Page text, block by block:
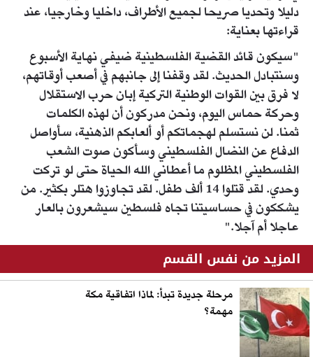
دليلا وتحديا صريحا لجميع الأطراف، داخليا وخارجيا، عند
قراءتها بعناية:
"سيكون قائد القضية الفلسطينية ضيفي نهاية الأسبوع
وسنتبادل الحديث. ​​​​​​​لقد وقفنا إلى جانبهم في أصعب أوقاتهم،
لا فرق بين القوات الوطنية التركية إبان حرب الاستقلال
وحركة حماس اليوم، ونحن مدركون أن لهذه الكلمات
ثمنا. لن نستسلم لهجماتكم أو ألعابكم الذهنية، سأواصل
الدفاع عن النضال الفلسطيني وسأكون صوت الشعب
الفلسطيني المظلوم ما أعطاني الله الحياة حتى لو تركت
وحدي. لقد قتلوا 14 ألف طفل. لقد تجاوزوا هتلر بكثير. من
يشككون في حساسيتنا تجاه فلسطين سيشعرون بالعار
عاجلا أم آجلا."
المزيد من نفس القسم
مرحلة جديدة تبدأ: لماذا اتفاقية مكة
مهمة؟